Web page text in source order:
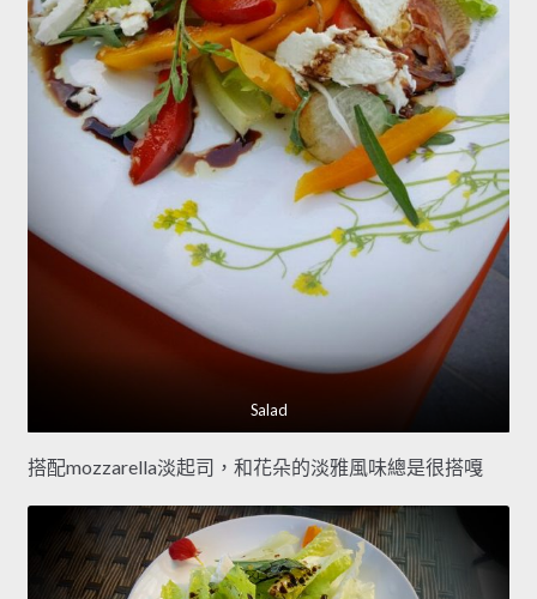
Salad
搭配mozzarella淡起司，和花朵的淡雅風味總是很搭嘎